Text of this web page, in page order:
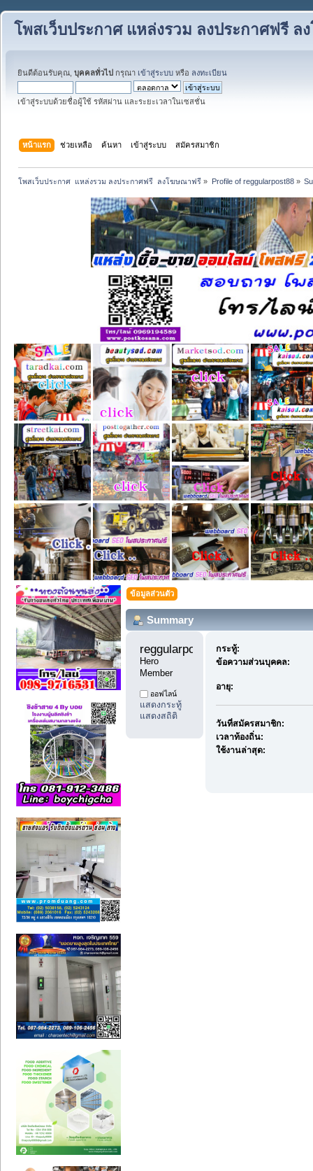
โพสเว็บประกาศ แหล่งรวม ลงประกาศฟรี
ยินดีต้อนรับคุณ, บุคคลทั่วไป กรุณา เข้าสู่ระบบ หรือ ลงทะเบียน
เข้าสู่ระบบด้วยชื่อผู้ใช้ รหัสผ่าน และระยะเวลาในเซสชั่น
หน้าแรก ช่วยเหลือ ค้นหา เข้าสู่ระบบ สมัครสมาชิก
โพสเว็บประกาศ  แหล่งรวม ลงประกาศฟรี  ลงโฆษณาฟรี » Profile of reggularpost88»
ข้อมูลส่วนตัว
Summary
reggularpost88
Hero
Member
ออฟไลน์
แสดงกระทู้
แสดงสถิติ
กระทู้:
ข้อความส่วนบุคคล:
อายุ:
วันที่สมัครสมาชิก:
เวลาท้องถิ่น:
ใช้งานล่าสุด: